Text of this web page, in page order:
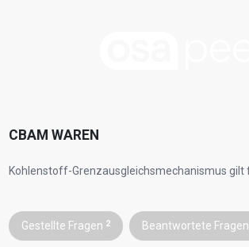
CBAM WAREN
Kohlenstoff-Grenzausgleichsmechanismus
Gestellte Fragen 2 Beantwortete Fragen